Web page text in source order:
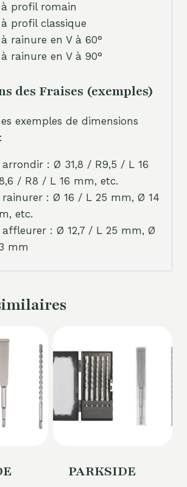
à profil romain
à profil classique
à rainure en V à 60°
à rainure en V à 90°
des Fraises (exemples)
exemples de dimensions
arrondir : Ø 31,8 / R9,5 / L 16
/ R8 / L 16 mm, etc.
rainurer : Ø 16 / L 25 mm, Ø 14
etc.
affleurer : Ø 12,7 / L 25 mm, Ø
mm
PARKSIDE